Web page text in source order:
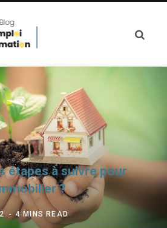
étapes à suivre pour
?
4 MINS READ